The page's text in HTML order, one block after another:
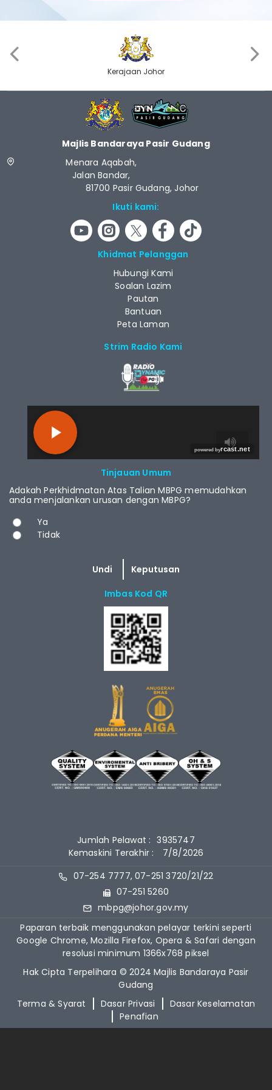
Kerajaan Johor
Majlis Bandaraya Pasir Gudang
Menara Aqabah,
Jalan Bandar,
81700 Pasir Gudang, Johor
Ikuti kami:
Khidmat Pelanggan
Hubungi Kami
Soalan Lazim
Pautan
Bantuan
Peta Laman
Strim Radio Kami
Tinjauan Umum
Adakah Perkhidmatan Atas Talian MBPG memudahkan
anda menjalankan urusan dengan MBPG?
Pilihan
Ya
Tidak
Imbas Kod QR
Jumlah Pelawat : 3935747
Kemaskini Terakhir :
7/8/2026
07-254 7777, 07-251 3720/21/22
07-251 5260
mbpg@johor.gov.my
Paparan terbaik menggunakan pelayar terkini seperti
Google Chrome, Mozilla Firefox, Opera & Safari dengan
resolusi minimum 1366x768 piksel
Hak Cipta Terpelihara © 2024 Majlis Bandaraya Pasir
Gudang
Terma & Syarat
Dasar Privasi
Dasar Keselamatan
Penafian